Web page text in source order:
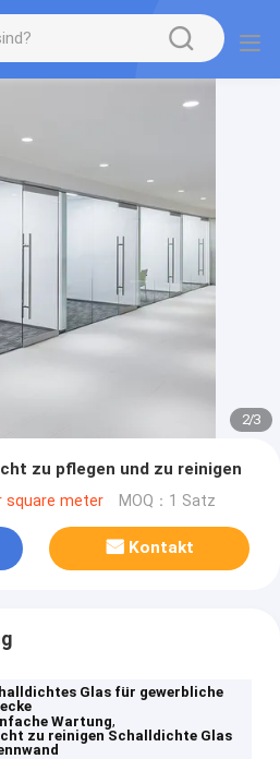
2/3
zu pflegen und zu reinigen
square meter MOQ：1 Satz
Kontakt
Glas für gewerbliche
Wartung,
zu reinigen Schalldichte Glas